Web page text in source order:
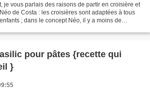
je vous parlais des raisons de partir en croisière et
de Costa : les croisières sont adaptées à tous
; dans le concept Néo, il y a moins de
pour pâtes {recette qui
}